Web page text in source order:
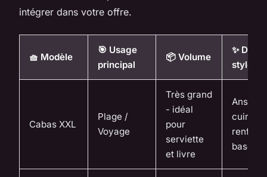
intégrer dans votre offre.
🧺 Modèle
🎯 Usage
principal
📦 Volume
✨ Détail
style
Cabas XXL
Plage /
Voyage
Très grand
- idéal
pour
serviette
et livre
Anses
cuir
base